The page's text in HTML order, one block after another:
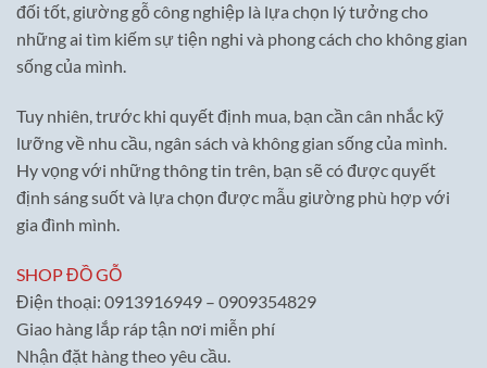
đối tốt, giường gỗ công nghiệp là lựa chọn lý tưởng cho
những ai tìm kiếm sự tiện nghi và phong cách cho không gian
sống của mình.
Tuy nhiên, trước khi quyết định mua, bạn cần cân nhắc kỹ
lưỡng về nhu cầu, ngân sách và không gian sống của mình.
Hy vọng với những thông tin trên, bạn sẽ có được quyết
định sáng suốt và lựa chọn được mẫu giường phù hợp với
gia đình mình.
SHOP ĐỒ GỖ
Điện thoại: 0913916949 – 0909354829
Giao hàng lắp ráp tận nơi miễn phí
Nhận đặt hàng theo yêu cầu.